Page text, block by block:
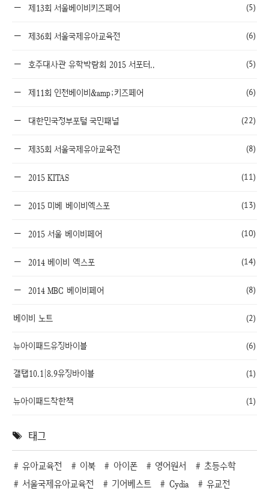
제13회 서울베이비키즈페어 (5)
제36회 서울국제유아교육전 (6)
호주대사관 유학박람회 2015 서포터.. (5)
제11회 인천베이비&amp;키즈페어 (6)
대한민국정부포털 국민패널 (22)
제35회 서울국제유아교육전 (8)
2015 KITAS (11)
2015 미베 베이비엑스포 (13)
2015 서울 베이비페어 (10)
2014 베이비 엑스포 (14)
2014 MBC 베이비페어 (8)
베이비 노트 (2)
뉴아이패드유징바이블 (6)
갤탭10.1|8.9유징바이블 (1)
뉴아이패드착한책 (1)
태그
유아교육전 이북 아이폰 영어원서
초등수학
서울국제유아교육전
기어베스트 Cydia
유교전